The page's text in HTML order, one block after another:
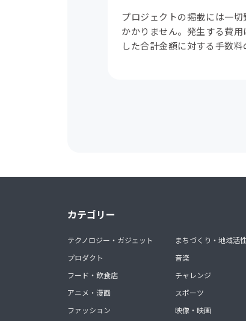
プロジェクトの掲載には一切
かかりません。発生する費用
した合計金額に対する手数料
カテゴリー
テクノロジー・ガジェット
プロダクト
フード・飲食店
アニメ・漫画
ファッション
まちづくり・地域活
音楽
チャレンジ
スポーツ
映像・映画